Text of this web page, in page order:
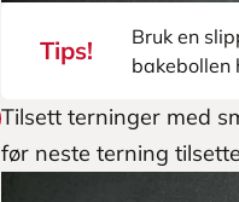
Tips!
Bruk en
bakebollen
Tilsett terninger med
før neste terning